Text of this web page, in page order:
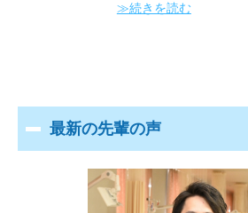
≫続きを読む
最新の先輩の声